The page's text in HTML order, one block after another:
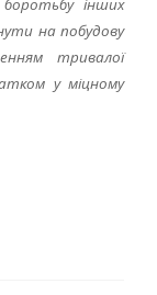
інших
на побудову
тривалої
у міцному